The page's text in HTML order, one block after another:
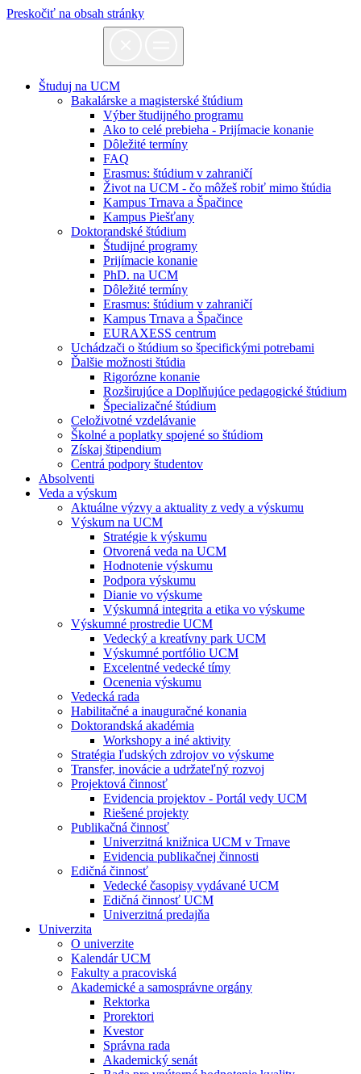
Preskočiť na obsah stránky
Študuj na UCM
Bakalárske a magisterské štúdium
Výber študijného programu
Ako to celé prebieha - Prijímacie konanie
Dôležité termíny
FAQ
Erasmus: štúdium v zahraničí
Život na UCM - čo môžeš robiť mimo štúdia
Kampus Trnava a Špačince
Kampus Piešťany
Doktorandské štúdium
Študijné programy
Prijímacie konanie
PhD. na UCM
Dôležité termíny
Erasmus: štúdium v zahraničí
Kampus Trnava a Špačince
EURAXESS centrum
Uchádzači o štúdium so špecifickými potrebami
Ďalšie možnosti štúdia
Rigorózne konanie
Rozširujúce a Doplňujúce pedagogické štúdium
Špecializačné štúdium
Celoživotné vzdelávanie
Školné a poplatky spojené so štúdiom
Získaj štipendium
Centrá podpory študentov
Absolventi
Veda a výskum
Aktuálne výzvy a aktuality z vedy a výskumu
Výskum na UCM
Stratégie k výskumu
Otvorená veda na UCM
Hodnotenie výskumu
Podpora výskumu
Dianie vo výskume
Výskumná integrita a etika vo výskume
Výskumné prostredie UCM
Vedecký a kreatívny park UCM
Výskumné portfólio UCM
Excelentné vedecké tímy
Ocenenia výskumu
Vedecká rada
Habilitačné a inauguračné konania
Doktorandská akadémia
Workshopy a iné aktivity
Stratégia ľudských zdrojov vo výskume
Transfer, inovácie a udržateľný rozvoj
Projektová činnosť
Evidencia projektov - Portál vedy UCM
Riešené projekty
Publikačná činnosť
Univerzitná knižnica UCM v Trnave
Evidencia publikačnej činnosti
Edičná činnosť
Vedecké časopisy vydávané UCM
Edičná činnosť UCM
Univerzitná predajňa
Univerzita
O univerzite
Kalendár UCM
Fakulty a pracoviská
Akademické a samosprávne orgány
Rektorka
Prorektori
Kvestor
Správna rada
Akademický senát